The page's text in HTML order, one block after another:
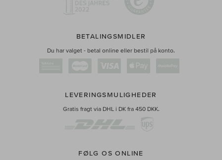
BETALINGSMIDLER
Du har valget - betal online eller bestil på konto.
LEVERINGSMULIGHEDER
Gratis fragt via DHL i DK fra 450 DKK.
FØLG OS ONLINE